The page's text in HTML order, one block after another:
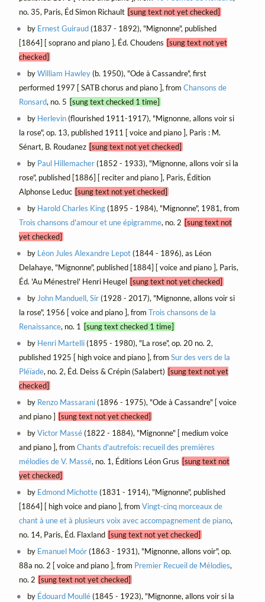
no. 35, Paris, Éd Simon Richault [sung text not yet checked]
by Ernest Guiraud(1837 - 1892), "Mignonne", published
[1864] [ soprano and piano ], Éd. Choudens [sung text not yet
checked]
byWilliam Hawley(b. 1950), "Ode à Cassandre", first
performed 1997 [ SATB chorus and piano ], from Chansons de
Ronsard, no. 5 [sung text checked 1 time]
by Herlevin(flourished 1911-1917), "Mignonne, allons voir si
la rose", op. 13, published 1911 [ voice and piano ], Paris : M.
Sénart, B. Roudanez [sung text not yet checked]
by Paul Hillemacher(1852 - 1933), "Mignonne, allons voir si la
rose", published [1886] [ reciter and piano ], Paris, Édition
Alphonse Leduc [sung text not yet checked]
by Harold Charles King(1895 - 1984), "Mignonne", 1981, from
Trois chansons d'amour et une épigramme, no. 2 [sung text not
yet checked]
by Léon Jules Alexandre Lepot(1844 - 1896), as Léon
Delahaye, "Mignonne", published [1884] [ voice and piano ], Paris,
Éd. 'Au Ménestrel' Henri Heugel [sung text not yet checked]
by John Manduell, Sir(1928 - 2017), "Mignonne, allons voir si
la rose", 1956 [ voice and piano ], from Trois chansons de la
Renaissance, no. 1
[sung text checked 1 time]
by Henri Martelli(1895 - 1980), "La rose", op. 20 no. 2,
published 1925 [ high voice and piano ], from Sur des vers de la
Pléïade, no. 2, Éd. Deiss & Crépin (Salabert) [sung text not yet
checked]
by Renzo Massarani(1896 - 1975), "Ode à Cassandre" [ voice
and piano ] [sung text not yet checked]
byVictor Massé(1822 - 1884), "Mignonne" [ medium voice
and piano ], from Chants d'autrefois: recueil des premières
mélodies de V. Massé, no. 1, Éditions Léon Grus [sung text not
yet checked]
by Edmond Michotte(1831 - 1914), "Mignonne", published
[1864] [ high voice and piano ], from Vingt-cinq morceaux de
chant à une et à plusieurs voix avec accompagnement de piano,
no. 14, Paris, Éd. Flaxland [sung text not yet checked]
by Emanuel Moór(1863 - 1931), "Mignonne, allons voir", op.
88a no. 2 [ voice and piano ], from Premier Recueil de Mélodies,
no. 2 [sung text not yet checked]
by Édouard Moullé(1845 - 1923), "Mignonne, allons voir si la